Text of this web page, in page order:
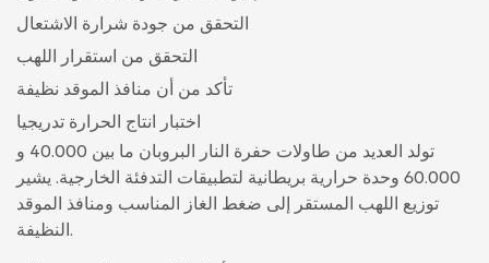
التحقق من جودة شرارة الاشتعال
التحقق من استقرار اللهب
تأكد من أن منافذ الموقد نظيفة
اختبار انتاج الحرارة تدريجيا
تولد العديد من طاولات حفرة النار البروبان ما بين 40.000 و
60.000 وحدة حرارية بريطانية لتطبيقات التدفئة الخارجية. يشير
توزيع اللهب المستقر إلى ضغط الغاز المناسب ومنافذ الموقد
النظيفة.